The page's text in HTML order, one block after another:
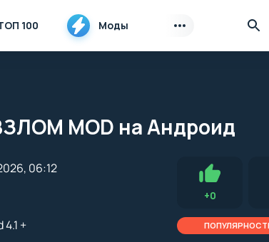
100 Моды
MOD на Андроид
06:12
+
+0Нравится